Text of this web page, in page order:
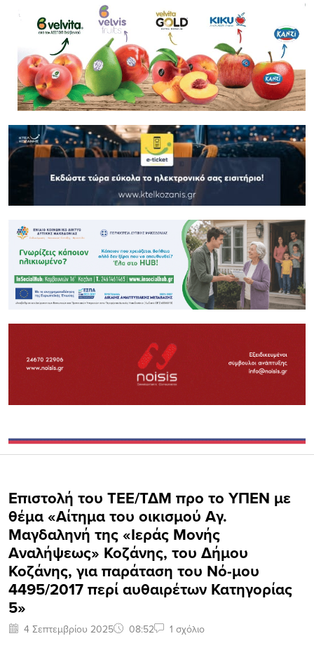
Επιστολή του ΤΕΕ/ΤΔΜ προ το ΥΠΕΝ με
θέμα «Αίτημα του οικισμού Αγ.
Μαγδαληνή της «Ιεράς Μονής
Αναλήψεως» Κοζάνης, του Δήμου
Κοζάνης, για παράταση του Νό-μου
4495/2017 περί αυθαιρέτων Κατηγορίας
5»
4 Σεπτεμβρίου 2025 08:52 1 σχόλιο